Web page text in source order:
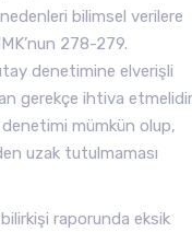
bilimsel verilere
278-279.
denetimine elverişli
gerekçe ihtiva
denetimi mümkün olup,
uzak tutulmaması
raporunda eksik